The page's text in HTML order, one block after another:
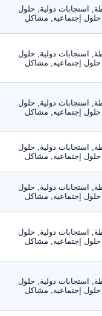
استجابات دولية, حلول
إجتماعيه, مشاكل
استجابات دولية, حلول
إجتماعيه, مشاكل
استجابات دولية, حلول
إجتماعيه, مشاكل
استجابات دولية, حلول
إجتماعيه, مشاكل
استجابات دولية, حلول
إجتماعيه, مشاكل
استجابات دولية, حلول
إجتماعيه, مشاكل
استجابات دولية, حلول
إجتماعيه, مشاكل